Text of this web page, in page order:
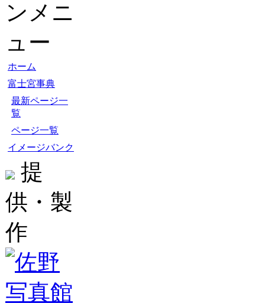
ンメニ
ュー
ホーム
富士宮事典
最新ページ一
覧
ページ一覧
イメージバンク
提
供・製
作